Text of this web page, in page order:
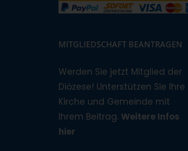
MITGLIEDSCHAFT BEANTRAGEN
Werden Sie jetzt Mitglied der
Diözese! Unterstützen Sie Ihre
Kirche und Gemeinde mit
Ihrem Beitrag. Weitere Infos
hier